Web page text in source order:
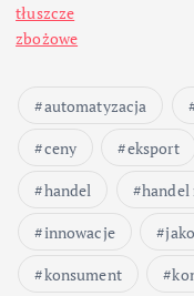
tłuszcze
zbożowe
automatyzacja
ceny
eksport
handel
handel
innowacje
konsument